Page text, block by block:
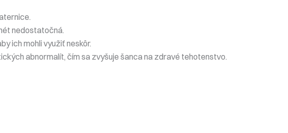
nedostatočná.
ich mohli využiť neskôr.
abnormalít, čím sa zvyšuje šanca na zdravé tehotenstvo.